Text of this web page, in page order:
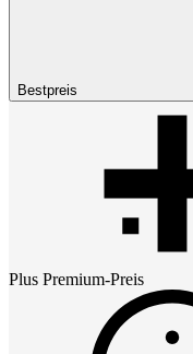
Bestpreis
Plus Premium-Preis